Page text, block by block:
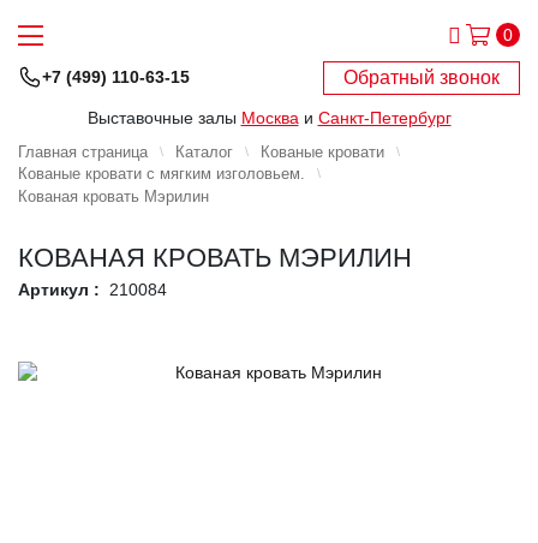
0
+7 (499) 110-63-15 Обратный звонок
Выставочные залы Москва и Санкт-Петербург
Главная страница Каталог
Кованые кровати
Кованые кровати с мягким изголовьем.
Кованая кровать Мэрилин
КОВАНАЯ КРОВАТЬ МЭРИЛИН
Артикул : 210084